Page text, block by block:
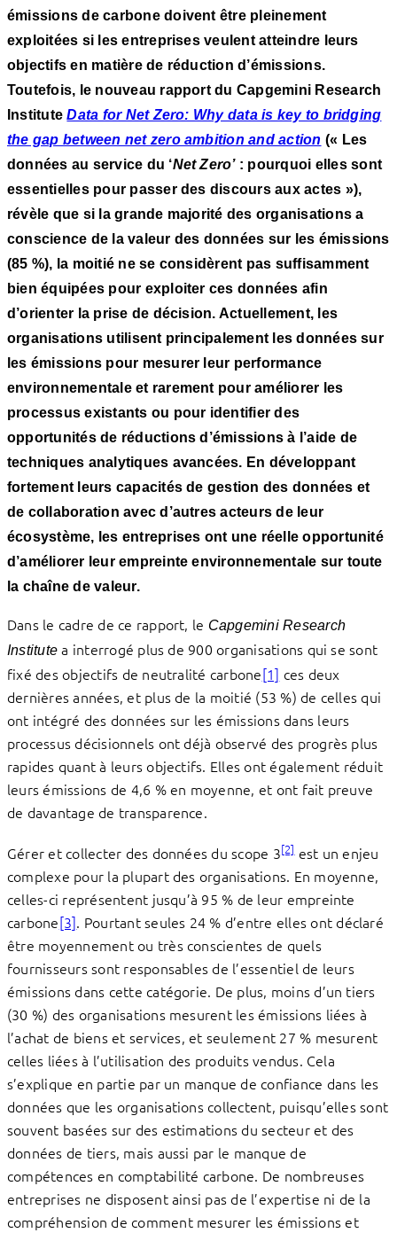
émissions de carbone doivent être pleinement
exploitées si les entreprises veulent atteindre leurs
objectifs en matière de réduction d’émissions.
Toutefois, le nouveau rapport du Capgemini Research
InstituteData for Net Zero: Why data is key to bridging
the gap between net zero ambition and action (« Les
données au service du ‘Net Zero’: pourquoi elles sont
essentielles pour passer des discours aux actes »),
révèle que si la grande majorité des organisations a
conscience de la valeur des données sur les émissions
(85 %), la moitié ne se considèrent pas suffisamment
bien équipées pour exploiter ces données afin
d’orienter la prise de décision. Actuellement, les
organisations utilisent principalement les données sur
les émissions pour mesurer leur performance
environnementale et rarement pour améliorer les
processus existants ou pour identifier des
opportunités de réductions d’émissions à l’aide de
techniques analytiques avancées. En développant
fortement leurs capacités de gestion des données et
de collaboration avec d’autres acteurs de leur
écosystème, les entreprises ont une réelle opportunité
d’améliorer leur empreinte environnementale sur toute
la chaîne de valeur.
Dans le cadre de ce rapport, le Capgemini Research
Institute a interrogé plus de 900 organisations qui se sont
fixé des objectifs de neutralité carbone[1] ces deux
dernières années, et plus de la moitié (53 %) de celles qui
ont intégré des données sur les émissions dans leurs
processus décisionnels ont déjà observé des progrès plus
rapides quant à leurs objectifs. Elles ont également réduit
leurs émissions de 4,6 % en moyenne, et ont fait preuve
de davantage de transparence.
Gérer et collecter des données du scope 3[2]est un enjeu
complexe pour la plupart des organisations. En moyenne,
celles-ci représentent jusqu’à 95 % de leur empreinte
carbone[3]. Pourtant seules 24 % d’entre elles ont déclaré
être moyennement ou très conscientes de quels
fournisseurs sont responsables de l’essentiel de leurs
émissions dans cette catégorie. De plus, moins d’un tiers
(30 %) des organisations mesurent les émissions liées à
l’achat de biens et services, et seulement 27 % mesurent
celles liées à l’utilisation des produits vendus. Cela
s’explique en partie par un manque de confiance dans les
données que les organisations collectent, puisqu’elles sont
souvent basées sur des estimations du secteur et des
données de tiers, mais aussi par le manque de
compétences en comptabilité carbone. De nombreuses
entreprises ne disposent ainsi pas de l’expertise ni de la
compréhension de comment mesurer les émissions et